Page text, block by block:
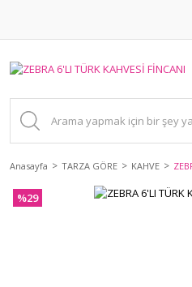
Anasayfa TARZA GÖRE KAHVE
%29